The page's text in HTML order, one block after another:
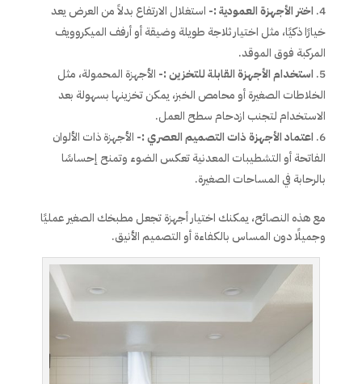
اختر الأجهزة العمودية :- استغلال الارتفاع بدلاً من العرض يعد
خيارًا ذكيًا، مثل اختيار ثلاجة طويلة وضيقة أو أرفف الميكروويف
المركبة فوق الموقد.
استخدام الأجهزة القابلة للتخزين :- الأجهزة المحمولة، مثل
الخلاطات الصغيرة أو محامص الخبز، يمكن تخزينها بسهولة بعد
الاستخدام لتجنب ازدحام سطح العمل.
اعتماد الأجهزة ذات التصميم العصري :- الأجهزة ذات الألوان
الفاتحة أو التشطيبات المعدنية تعكس الضوء وتمنح إحساسًا
بالرحابة في المساحات الصغيرة.
مع هذه النصائح، يمكنك اختيار أجهزة تجعل مطبخك الصغير عمليًا
وجميلًا دون المساس بالكفاءة أو التصميم الأنيق.